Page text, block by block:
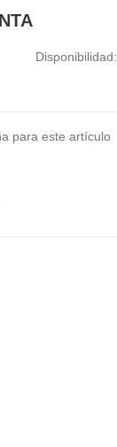
Disponibilidad:
para este artículo